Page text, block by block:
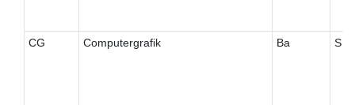
CG Computergrafik Ba S